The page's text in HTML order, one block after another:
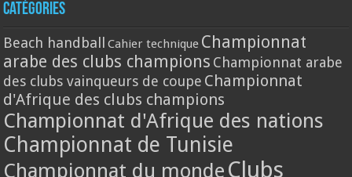
Catégories
Beach handball Cahier technique Championnat
arabe des clubs champions Championnat arabe
des clubs vainqueurs de coupe Championnat
d'Afrique des clubs champions
Championnat d'Afrique des nations
Championnat de Tunisie
Championnat du monde Clubs